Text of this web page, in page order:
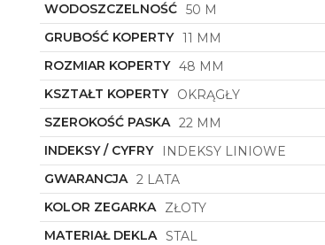
WODOSZCZELNOŚĆ 50 M
GRUBOŚĆ KOPERTY 11 MM
ROZMIAR KOPERTY 48 MM
KSZTAŁT KOPERTY
OKRĄGŁY
SZEROKOŚĆ PASKA 22 MM
INDEKSY / CYFRY
INDEKSY LINIOWE
GWARANCJA 2 LATA
KOLOR ZEGARKA
ZŁOTY
MATERIAŁ DEKLA STAL